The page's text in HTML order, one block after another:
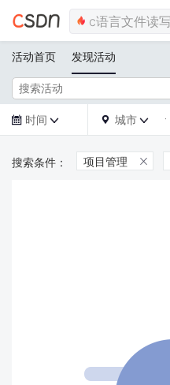
活动首页 发现活动
 时间   城市 
项目管理 